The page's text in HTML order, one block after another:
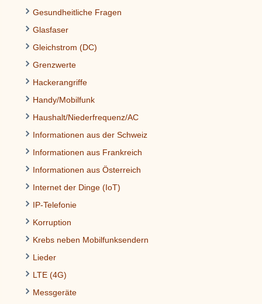
Gesundheitliche Fragen
Glasfaser
Gleichstrom (DC)
Grenzwerte
Hackerangriffe
Handy/Mobilfunk
Haushalt/Niederfrequenz/AC
Informationen aus der Schweiz
Informationen aus Frankreich
Informationen aus Österreich
Internet der Dinge (IoT)
IP-Telefonie
Korruption
Krebs neben Mobilfunksendern
Lieder
LTE (4G)
Messgeräte